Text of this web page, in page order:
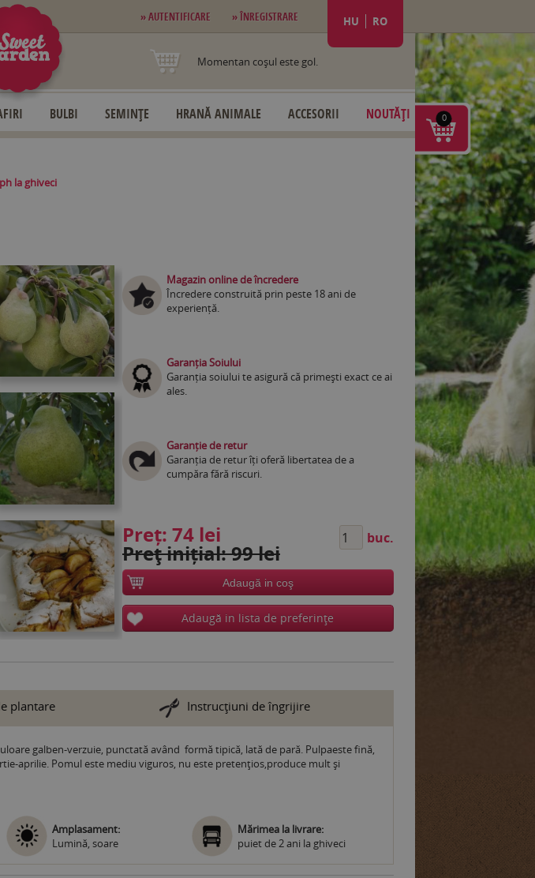
» AUTENTIFICARE » ÎNREGISTRARE HU RO
Momentan coşul este gol.
BULBI SEMINȚE HRANĂ ANIMALE ACCESORII NOUTĂȚI
la ghiveci
Magazin online de încredere
Încredere construită prin peste 18 ani de
experiență.
Garanția Soiului
Garanția soiului te asigură că primești exact ce ai
ales.
Garanție de retur
Garanția de retur îți oferă libertatea de a
cumpăra fără riscuri.
Preț: 74 lei
Preţ inițial: 99 lei
buc.
Adaugă in coş
Adaugă in lista de preferinţe
plantare Instrucţiuni de îngrijire
galben-verzuie, punctată având formă tipică, lată de pară. Pulpaeste fină,
aprilie. Pomul este mediu viguros, nu este pretenţios,produce mult şi
Amplasament:
Lumină, soare
Mărimea la livrare:
puiet de 2 ani la ghiveci
0